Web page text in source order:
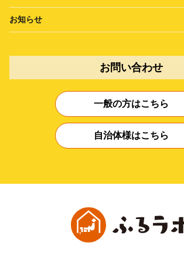
お知らせ
お問い合わせ
一般の方はこちら
自治体様はこちら